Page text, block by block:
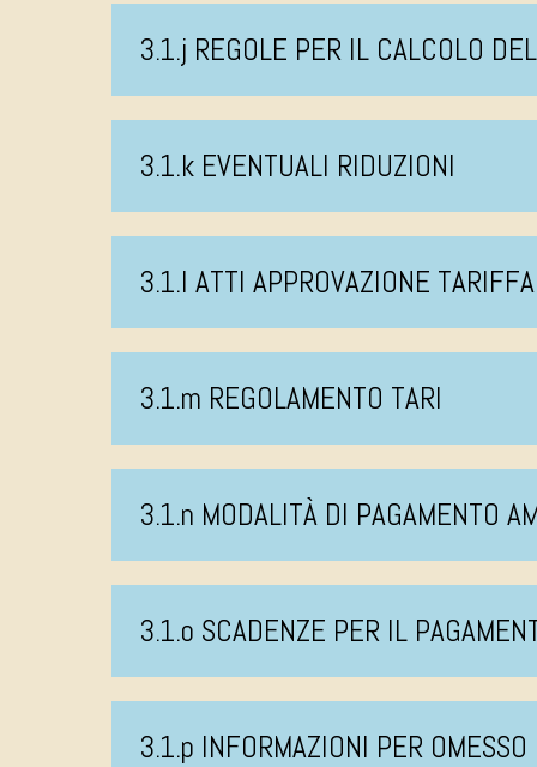
3.1.j REGOLE PER IL CALCOLO
3.1.k EVENTUALI RIDUZIONI
3.1.l ATTI APPROVAZIONE TARIFFA
3.1.m REGOLAMENTO TARI
3.1.n MODALITÀ DI PAGAMENTO
3.1.o SCADENZE PER IL
3.1.p INFORMAZIONI PER OMESSO